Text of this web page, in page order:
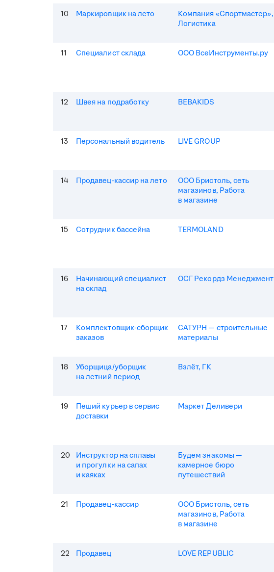
10 Маркировщик на лето
Компания «Спортмастер»,
Логистика
11 Специалист склада ООО ВсеИнструменты.ру
12 Швея на подработку BEBAKIDS
13 Персональный водитель LIVE GROUP
14 Продавец-кассир на лето
ООО Бристоль, сеть
магазинов, Работа
в магазине
15 Сотрудник бассейна TERMOLAND
16
Начинающий специалист
на склад
ОСГ Рекордз Менеджмент
17
Комплектовщик-сборщик
заказов
САТУРН — строительные
материалы
18
Уборщица/уборщик
на летний период
Взлёт, ГК
19
Пеший курьер в сервис
доставки
Маркет Деливери
20
Инструктор на сплавы
и прогулки на сапах
и каяках
Будем знакомы —
камерное бюро
путешествий
21 Продавец-кассир
ООО Бристоль, сеть
магазинов, Работа
в магазине
22 Продавец LOVE REPUBLIC